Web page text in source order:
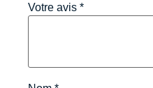
Votre avis *